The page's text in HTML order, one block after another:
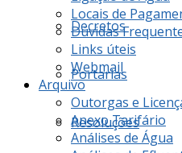
Decretos
Portarias
Resoluções
Locais de
Dúvidas
Links úteis
Webmail
Arquivo
Outorgas e
Anexo Tarifário
Análises de Água